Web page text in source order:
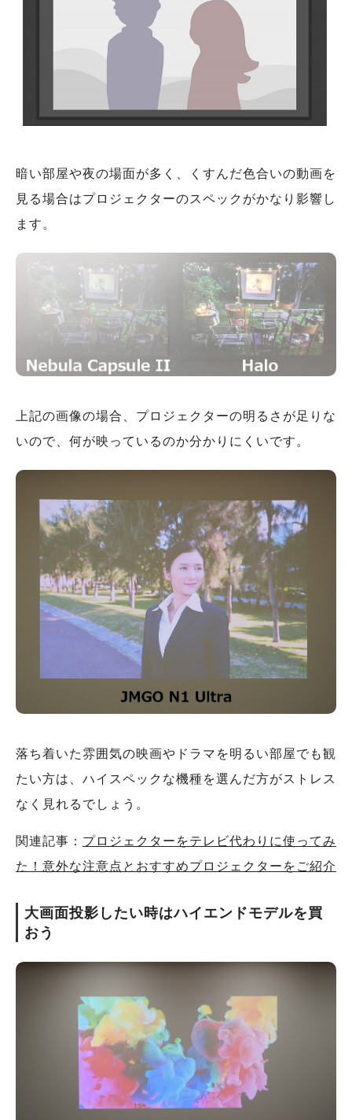
暗い部屋や夜の場面が多く、くすんだ色合いの動画を
見る場合はプロジェクターのスペックがかなり影響し
ます。
上記の画像の場合、プロジェクターの明るさが足りな
いので、何が映っているのか分かりにくいです。
落ち着いた雰囲気の映画やドラマを明るい部屋でも観
たい方は、ハイスペックな機種を選んだ方がストレス
なく見れるでしょう。
関連記事： プロジェクターをテレビ代わりに使ってみ
た！意外な注意点とおすすめプロジェクターをご紹介
大画面投影したい時はハイエンドモデルを買
おう